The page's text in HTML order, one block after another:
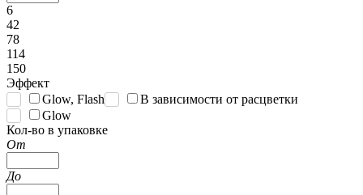
6
42
78
114
150
Эффект
Glow, Flash
В зависимости от расцветки
Glow
Кол-во в упаковке
От
До